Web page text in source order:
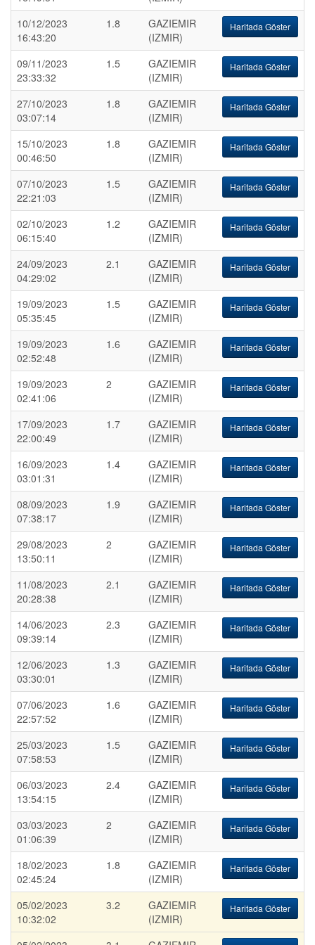
10/12/2023
16:43:20
1.8
GAZIEMIR
(IZMIR)
Haritada Göster
09/11/2023
23:33:32
1.5
GAZIEMIR
(IZMIR)
Haritada Göster
27/10/2023
03:07:14
1.8
GAZIEMIR
(IZMIR)
Haritada Göster
15/10/2023
00:46:50
1.8
GAZIEMIR
(IZMIR)
Haritada Göster
07/10/2023
22:21:03
1.5
GAZIEMIR
(IZMIR)
Haritada Göster
02/10/2023
06:15:40
1.2
GAZIEMIR
(IZMIR)
Haritada Göster
24/09/2023
04:29:02
2.1
GAZIEMIR
(IZMIR)
Haritada Göster
19/09/2023
05:35:45
1.5
GAZIEMIR
(IZMIR)
Haritada Göster
19/09/2023
02:52:48
1.6
GAZIEMIR
(IZMIR)
Haritada Göster
19/09/2023
02:41:06
2
GAZIEMIR
(IZMIR)
Haritada Göster
17/09/2023
22:00:49
1.7
GAZIEMIR
(IZMIR)
Haritada Göster
16/09/2023
03:01:31
1.4
GAZIEMIR
(IZMIR)
Haritada Göster
08/09/2023
07:38:17
1.9
GAZIEMIR
(IZMIR)
Haritada Göster
29/08/2023
13:50:11
2
GAZIEMIR
(IZMIR)
Haritada Göster
11/08/2023
20:28:38
2.1
GAZIEMIR
(IZMIR)
Haritada Göster
14/06/2023
09:39:14
2.3
GAZIEMIR
(IZMIR)
Haritada Göster
12/06/2023
03:30:01
1.3
GAZIEMIR
(IZMIR)
Haritada Göster
07/06/2023
22:57:52
1.6
GAZIEMIR
(IZMIR)
Haritada Göster
25/03/2023
07:58:53
1.5
GAZIEMIR
(IZMIR)
Haritada Göster
06/03/2023
13:54:15
2.4
GAZIEMIR
(IZMIR)
Haritada Göster
03/03/2023
01:06:39
2
GAZIEMIR
(IZMIR)
Haritada Göster
18/02/2023
02:45:24
1.8
GAZIEMIR
(IZMIR)
Haritada Göster
05/02/2023
10:32:02
3.2
GAZIEMIR
(IZMIR)
Haritada Göster